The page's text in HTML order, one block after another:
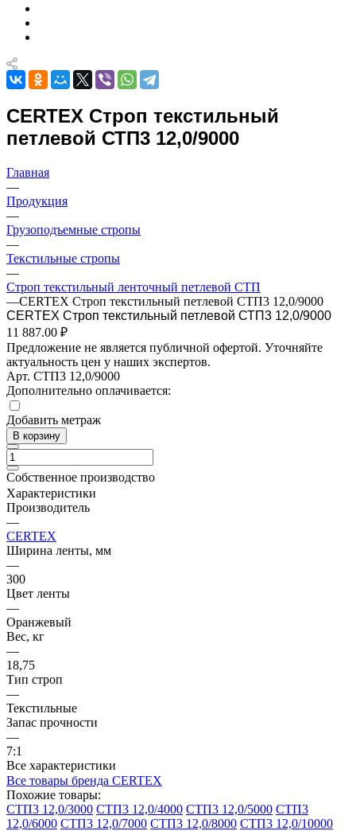
CERTEX Строп текстильный
петлевой СТП3 12,0/9000
Главная
—
Продукция
—
Грузоподъемные стропы
—
Текстильные стропы
—
Строп текстильный ленточный петлевой СТП
—CERTEX Строп текстильный петлевой СТП3 12,0/9000
CERTEX Строп текстильный петлевой СТП3 12,0/9000
11 887.00 ₽
Предложение не является публичной офертой. Уточняйте
актуальность цен у наших экспертов.
Арт. СТП3 12,0/9000
Дополнительно оплачивается:
Добавить метраж
В корзину
Собственное производство
Характеристики
Производитель
—
CERTEX
Ширина ленты, мм
—
300
Цвет ленты
—
Оранжевый
Вес, кг
—
18,75
Тип строп
—
Текстильные
Запас прочности
—
7:1
Все характеристики
Все товары бренда CERTEX
Похожие товары:
СТП3 12,0/3000 СТП3 12,0/4000 СТП3 12,0/5000 СТП3
12,0/6000 СТП3 12,0/7000 СТП3 12,0/8000 СТП3 12,0/10000